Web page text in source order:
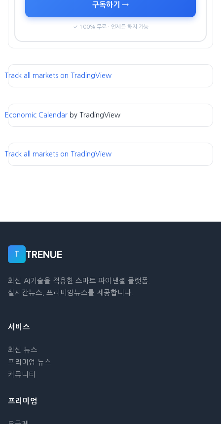
구독하기 →
✓ 100% 무료 · 언제든 해지 가능
Track all markets on TradingView
Economic Calendar by TradingView
Track all markets on TradingView
T TRENUE
최신 AI기술을 적용한 스마트 파이낸셜 플랫폼.
실시간뉴스, 프리미엄뉴스를 제공합니다.
서비스
최신 뉴스
프리미엄 뉴스
커뮤니티
프리미엄